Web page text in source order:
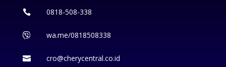
 0818-508-338
 wa.me/0818508338
 cro@cherycentral.co.id